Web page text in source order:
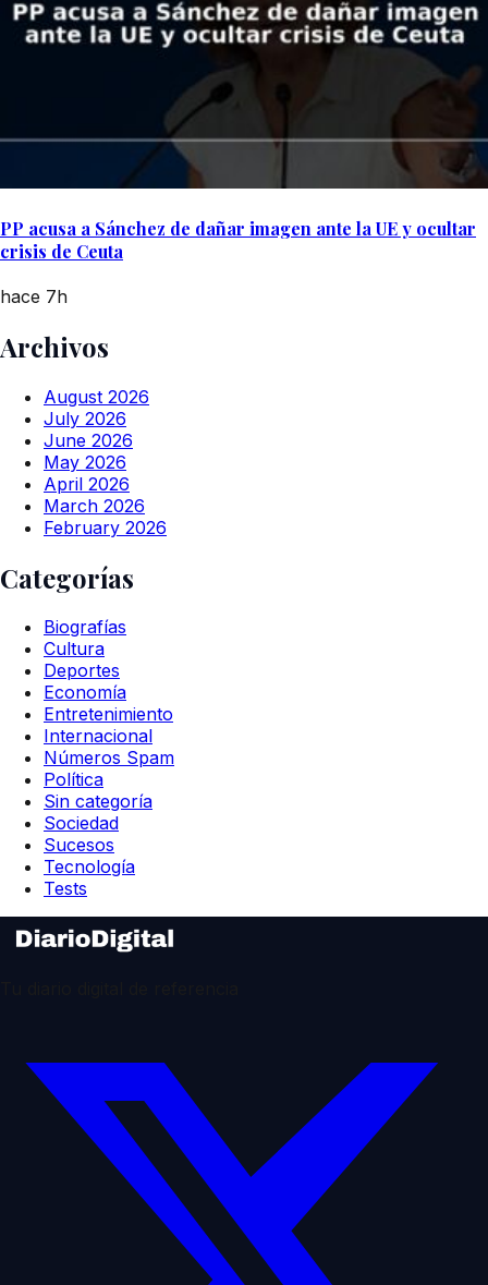
PP acusa a Sánchez de dañar imagen ante la UE y ocultar
crisis de Ceuta
hace 7h
Archivos
August 2026
July 2026
June 2026
May 2026
April 2026
March 2026
February 2026
Categorías
Biografías
Cultura
Deportes
Economía
Entretenimiento
Internacional
Números Spam
Política
Sin categoría
Sociedad
Sucesos
Tecnología
Tests